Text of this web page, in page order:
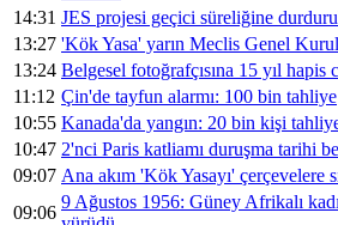
14:31 JES projesi geçici süreliğine
13:27 'Kök Yasa' yarın Meclis Genel
13:24 Belgesel fotoğrafçısına 15 yıl hapis
11:12 Çin'de tayfun alarmı: 100 bin tahliye
10:55 Kanada'da yangın: 20 bin kişi
10:47 2'nci Paris katliamı duruşma tarihi
09:07 Ana akım 'Kök Yasayı' çerçevelere
09:06
9 Ağustos 1956: Güney Afrikalı